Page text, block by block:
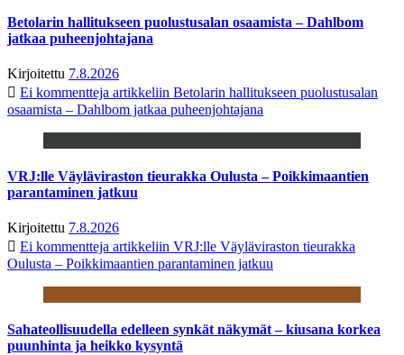
Betolarin hallitukseen puolustusalan osaamista – Dahlbom
jatkaa puheenjohtajana
Kirjoitettu 7.8.2026
Ei kommentteja artikkeliin Betolarin hallitukseen puolustusalan
osaamista – Dahlbom jatkaa puheenjohtajana
VRJ:lle Väyläviraston tieurakka Oulusta – Poikkimaantien
parantaminen jatkuu
Kirjoitettu 7.8.2026
Ei kommentteja artikkeliin VRJ:lle Väyläviraston tieurakka
Oulusta – Poikkimaantien parantaminen jatkuu
Sahateollisuudella edelleen synkät näkymät – kiusana korkea
puunhinta ja heikko kysyntä